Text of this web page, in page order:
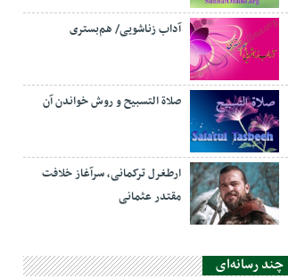
آداب زناشویی/ هم‌بستری
صلاة التسبيح و روش خواندن آن
ارطغرل ترکمانی، سرآغاز خلافت
مقتدر عثمانی
چند رسانه‌ای